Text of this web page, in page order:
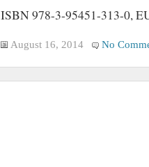
ISBN 978-3-95451-313-0,
August 16, 2014 No